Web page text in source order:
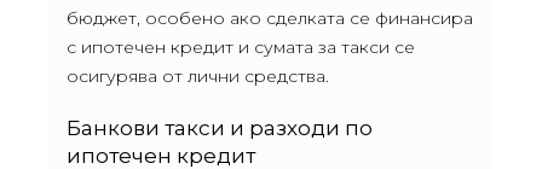
бюджет, особено ако сделката се финансира
с ипотечен кредит и сумата за такси се
осигурява от лични средства.
Банкови такси и разходи по
ипотечен кредит